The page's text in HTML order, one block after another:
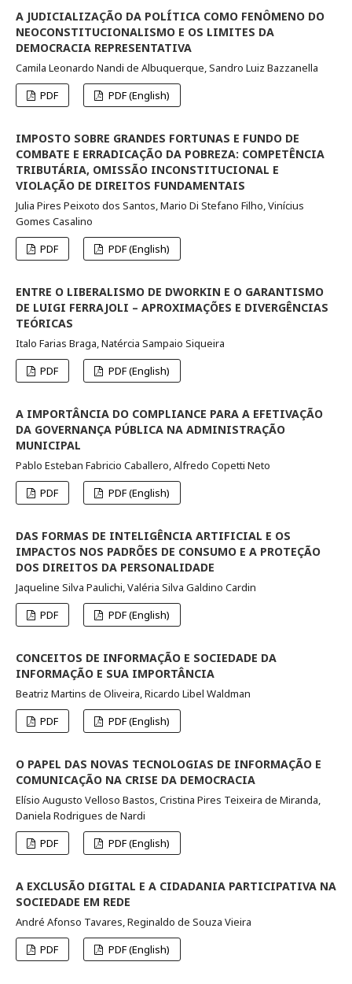
A JUDICIALIZAÇÃO DA POLÍTICA COMO FENÔMENO DO
NEOCONSTITUCIONALISMO E OS LIMITES DA
DEMOCRACIA REPRESENTATIVA
Camila Leonardo Nandi de Albuquerque, Sandro Luiz Bazzanella
PDF
PDF (English)
IMPOSTO SOBRE GRANDES FORTUNAS E FUNDO DE
COMBATE E ERRADICAÇÃO DA POBREZA: COMPETÊNCIA
TRIBUTÁRIA, OMISSÃO INCONSTITUCIONAL E
VIOLAÇÃO DE DIREITOS FUNDAMENTAIS
Julia Pires Peixoto dos Santos, Mario Di Stefano Filho, Vinícius
Gomes Casalino
PDF
PDF (English)
ENTRE O LIBERALISMO DE DWORKIN E O GARANTISMO
DE LUIGI FERRAJOLI – APROXIMAÇÕES E DIVERGÊNCIAS
TEÓRICAS
Italo Farias Braga, Natércia Sampaio Siqueira
PDF
PDF (English)
A IMPORTÂNCIA DO COMPLIANCE PARA A EFETIVAÇÃO
DA GOVERNANÇA PÚBLICA NA ADMINISTRAÇÃO
MUNICIPAL
Pablo Esteban Fabricio Caballero, Alfredo Copetti Neto
PDF
PDF (English)
DAS FORMAS DE INTELIGÊNCIA ARTIFICIAL E OS
IMPACTOS NOS PADRÕES DE CONSUMO E A PROTEÇÃO
DOS DIREITOS DA PERSONALIDADE
Jaqueline Silva Paulichi, Valéria Silva Galdino Cardin
PDF
PDF (English)
CONCEITOS DE INFORMAÇÃO E SOCIEDADE DA
INFORMAÇÃO E SUA IMPORTÂNCIA
Beatriz Martins de Oliveira, Ricardo Libel Waldman
PDF
PDF (English)
O PAPEL DAS NOVAS TECNOLOGIAS DE INFORMAÇÃO E
COMUNICAÇÃO NA CRISE DA DEMOCRACIA
Elísio Augusto Velloso Bastos, Cristina Pires Teixeira de Miranda,
Daniela Rodrigues de Nardi
PDF
PDF (English)
A EXCLUSÃO DIGITAL E A CIDADANIA PARTICIPATIVA NA
SOCIEDADE EM REDE
André Afonso Tavares, Reginaldo de Souza Vieira
PDF
PDF (English)